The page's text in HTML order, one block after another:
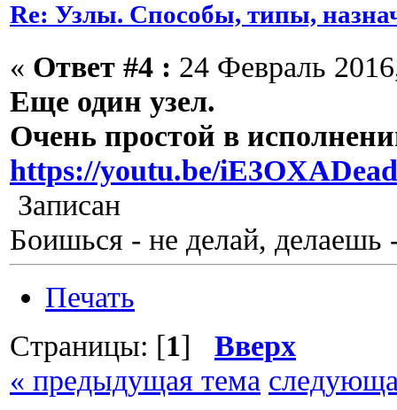
Re: Узлы. Способы, типы,
« Ответ #4 : 24 Февраль
Еще один узел.
Очень простой в
https://youtu.be/
Записан
Боишься - не делай, делаешь
Печать
Страницы: [1] Вверх
« предыдущая тема